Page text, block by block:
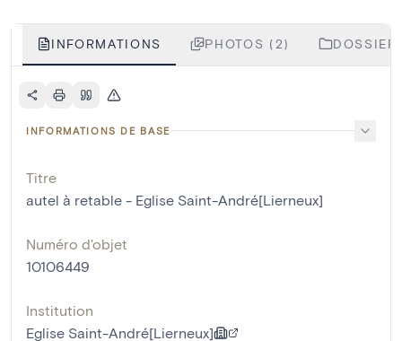
INFORMATIONS PHOTOS (2)
INFORMATIONS DE BASE
Titre
autel à retable - Eglise Saint-André[Lierneux]
Numéro d'objet
10106449
Institution
Eglise Saint-André[Lierneux]